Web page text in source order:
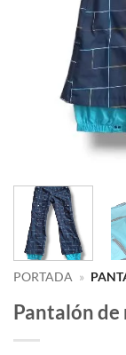
PORTADA »
Pantalón